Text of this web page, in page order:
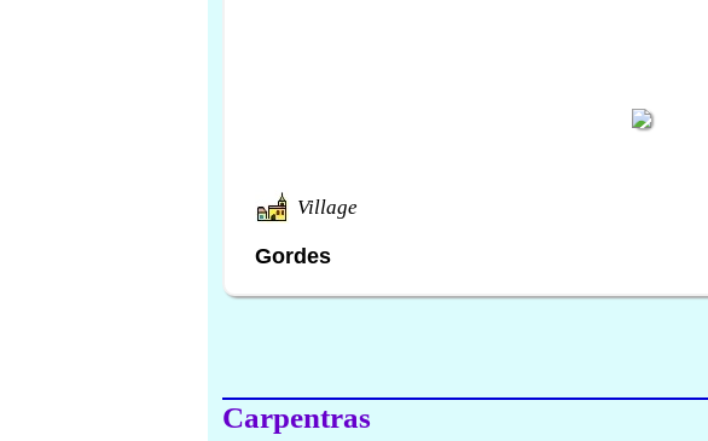
Village
Gordes
Carpentras